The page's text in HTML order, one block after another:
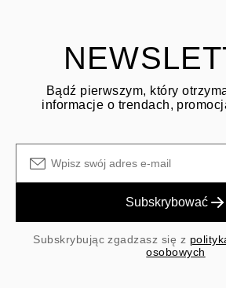
Bądź pierwszym, który
informacje o trendach,
Subskrybować
Subskrybując zgadzasz się z
osobowych